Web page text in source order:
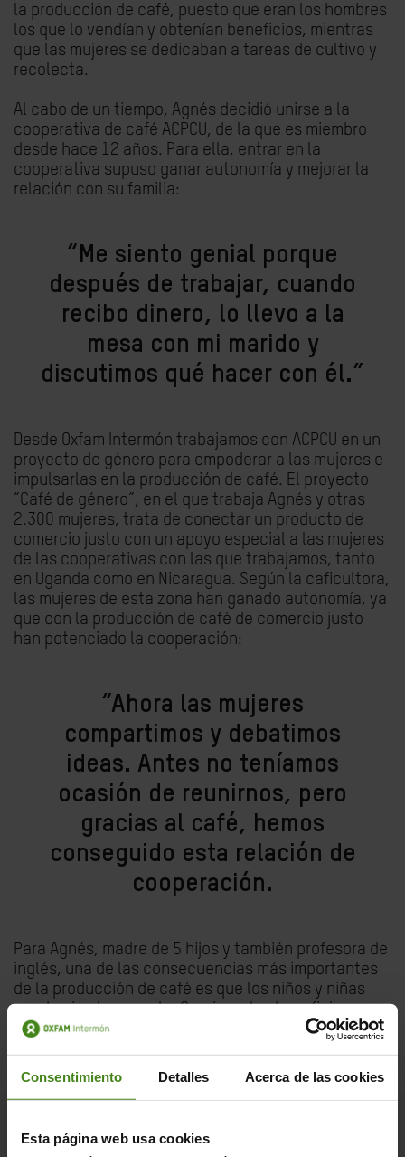
Consentimiento Detalles Acerca de las cookies
Esta página web usa cookies
la producción de café, puesto que eran los hombres
los que lo vendían y obtenían beneficios, mientras
que las mujeres se dedicaban a tareas de cultivo y
recolecta.
Al cabo de un tiempo, Agnés decidió unirse a la
cooperativa de café ACPCU, de la que es miembro
desde hace 12 años. Para ella, entrar en la
cooperativa supuso ganar autonomía y mejorar la
relación con su familia:
“Me siento genial porque
después de trabajar, cuando
recibo dinero, lo llevo a la
mesa con mi marido y
discutimos qué hacer con él.”
Desde Oxfam Intermón trabajamos con ACPCU en un
proyecto de género para empoderar a las mujeres e
impulsarlas en la producción de café. El proyecto
“Café de género”, en el que trabaja Agnés y otras
2.300 mujeres, trata de conectar un producto de
comercio justo con un apoyo especial a las mujeres
de las cooperativas con las que trabajamos, tanto
en Uganda como en Nicaragua. Según la caficultora,
las mujeres de esta zona han ganado autonomía, ya
que con la producción de café de comercio justo
han potenciado la cooperación:
“Ahora las mujeres
compartimos y debatimos
ideas. Antes no teníamos
ocasión de reunirnos, pero
gracias al café, hemos
conseguido esta relación de
cooperación.
Para Agnés, madre de 5 hijos y también profesora de
inglés, una de las consecuencias más importantes
de la producción de café es que los niños y niñas
puedan ir a la escuela. Gracias a los beneficios
obtenidos, los hijos se escolarizan en internados
sin distraerse con las tareas de casa.